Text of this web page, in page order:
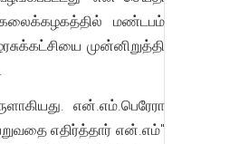
மண்டபம்
முன்னிறுத்தி
என்.எம்.பெரேரா
எதிர்த்தார் என்.எம்"